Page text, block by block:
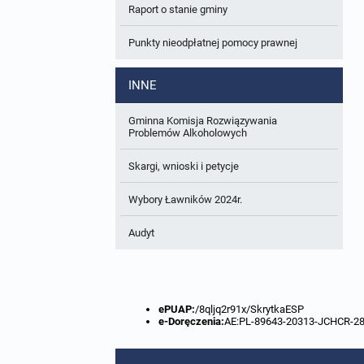
W trakcie opracowania
Zbiory danych przestrzennych
Analizy zmian w zagospodarowaniu
Raport o stanie gminy
Punkty nieodpłatnej pomocy prawnej
INNE
Gminna Komisja Rozwiązywania
Problemów Alkoholowych
Skargi, wnioski i petycje
Wybory Ławników 2024r.
Audyt
ePUAP:/8qljq2r91x/SkrytkaESP
e-Doręczenia:AE:PL-89643-20313-JCHCR-28